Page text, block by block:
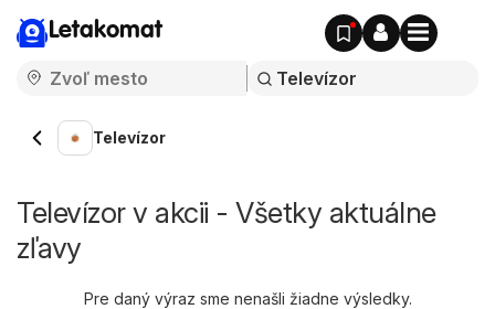
Letakomat
Televízor
Televízor v akcii - Všetky aktuálne
zľavy
Pre daný výraz sme nenašli žiadne výsledky.